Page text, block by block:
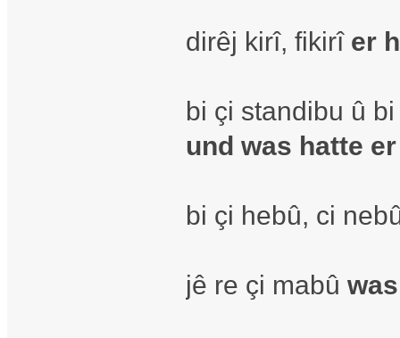
dirêj kirî, fikirî er
bi çi standibu û
und was hatte
bi çi hebû, ci
jê re çi mabû